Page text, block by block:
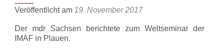
Veröffentlicht am 19. November 2017
Der mdr Sachsen berichtete zum Weltseminar der
IMAF in Plauen.